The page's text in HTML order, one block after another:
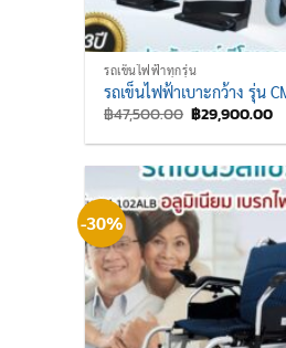
รถเข็นไฟฟ้าทุกรุ่น
รถเข็นไฟฟ้าเบาะกว้าง รุ่น
฿47,500.00 Original
price
was:
฿29,900.00
-30%